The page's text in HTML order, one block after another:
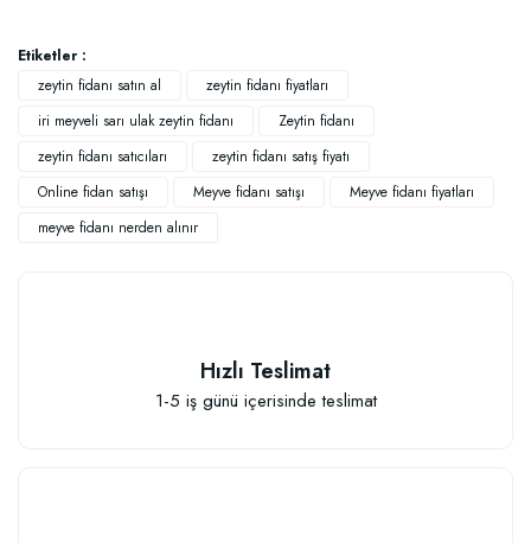
Elastik Meyve Fidanı Bağlama İpi (10 Fidan İçin )
Etiketler :
zeytin fidanı satın al
zeytin fidanı fiyatları
iri meyveli sarı ulak zeytin fidanı
Zeytin fidanı
zeytin fidanı satıcıları
zeytin fidanı satış fiyatı
Online fidan satışı
Meyve fidanı satışı
Meyve fidanı fiyatları
meyve fidanı nerden alınır
Hızlı Teslimat
1-5 iş günü içerisinde teslimat